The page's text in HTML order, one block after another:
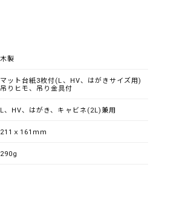
木製
マット台紙3枚付(L、HV、はがきサイズ用)
吊りヒモ、吊り金具付
L、HV、はがき、キャビネ(2L)兼用
211ｘ161ｍｍ
290g